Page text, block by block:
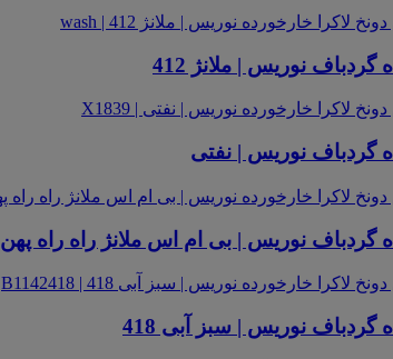
نوریس | ملانژ 412
گردباف نوریس | نفتی
گردباف نوریس | بی ام اس ملانژ راه راه پهن
نوریس | سبز آبی 418